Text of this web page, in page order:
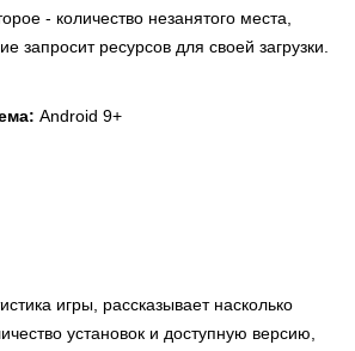
- количество незанятого места,
запросит ресурсов для своей загрузки.
Android 9+
игры, рассказывает насколько
установок и доступную версию,